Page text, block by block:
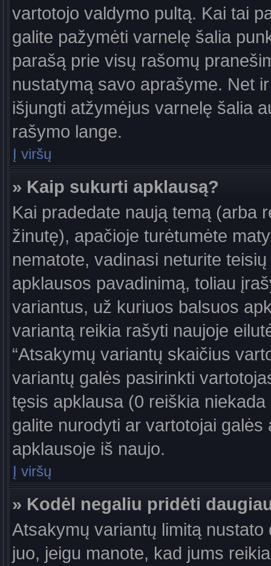
vartotojo valdymo pultą. Kai tai
galite pažymėti varnelę šalia
parašą prie visų rašomų
nustatymą savo aprašyme. Net
išjungti atžymėjus varnelę šalia
rašymo lange.
Į viršų
» Kaip sukurti apklausą?
Kai pradedate naują temą (arba
žinutę), apačioje turėtumėte
nematote, vadinasi neturite
apklausos pavadinimą, toliau
variantus, už kuriuos balsuos
variantą reikia rašyti naujoje
“Atsakymų variantų skaičius
variantų galės pasirinkti
tęsis apklausa (0 reiškia
galite nurodyti ar vartotojai
apklausoje iš naujo.
Į viršų
» Kodėl negaliu pridėti
Atsakymų variantų limitą
juo, jeigu manote, kad jums